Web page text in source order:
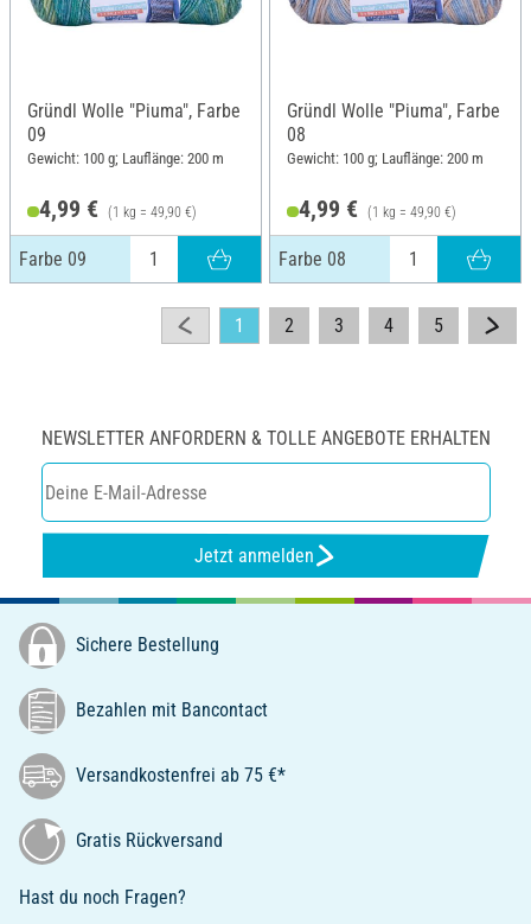
Gründl Wolle "Piuma", Farbe
09
Gewicht: 100 g; Lauflänge: 200 m
4,99 € (1 kg = 49,90 €)
Farbe 09
Gründl Wolle "Piuma", Farbe
08
Gewicht: 100 g; Lauflänge: 200 m
4,99 € (1 kg = 49,90 €)
Farbe 08
1 2 3 4 5
NEWSLETTER ANFORDERN & TOLLE ANGEBOTE ERHALTEN
Jetzt anmelden
Sichere Bestellung
Bezahlen mit Bancontact
Versandkostenfrei ab 75 €*
Gratis Rückversand
Hast du noch Fragen?